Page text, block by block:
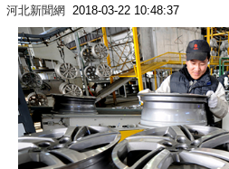
河北新聞網 2018-03-22 10:48:37